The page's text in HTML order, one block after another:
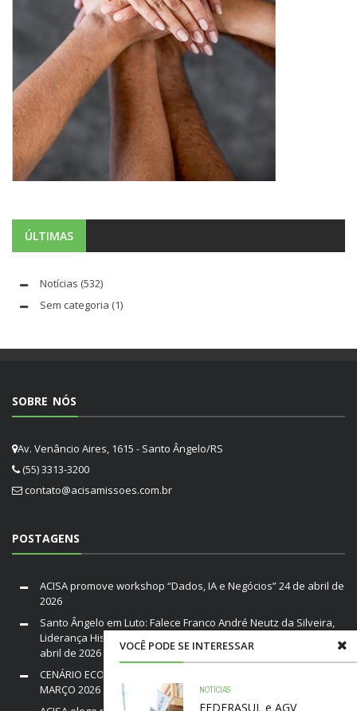
VOCÊ PODE SE INTERESSAR
NOTÍCIAS
FEDERASUL e AGV
ÚLTIMAS
Notícias (532)
Sem categoria (1)
SOBRE NÓS
Av. Venâncio Aires, 1615 - Santo Ângelo/RS
(55) 3313-3200
contato@acisamissoes.com.br
POSTAGENS
ACISA promove workshop “Dados, IA e Negócios”24 de abril de
2026
Santo Ângelo em Luto: Falece Franco André Neutz da Silveira,
Liderança Histórica da ACISA e Fenamilho Internacional
abril de 2026
CENÁRIO ECONÔMICO DO BRASIL E RIO GRANDE DO SUL /
MARÇO 2026
19 de março de 2026